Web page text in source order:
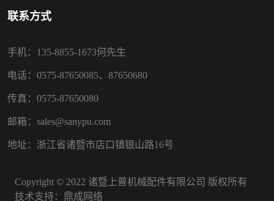
联系方式
手机：135-8855-1673何先生
电话：0575-87650085、87650680
传真：0575-87650080
邮箱：sales@sanypu.com
地址：浙江省诸暨市店口镇银山路16号
Copyright © 2022 诸暨上普机械配件有限公司 版权所有
技术支持： 鼎成网络